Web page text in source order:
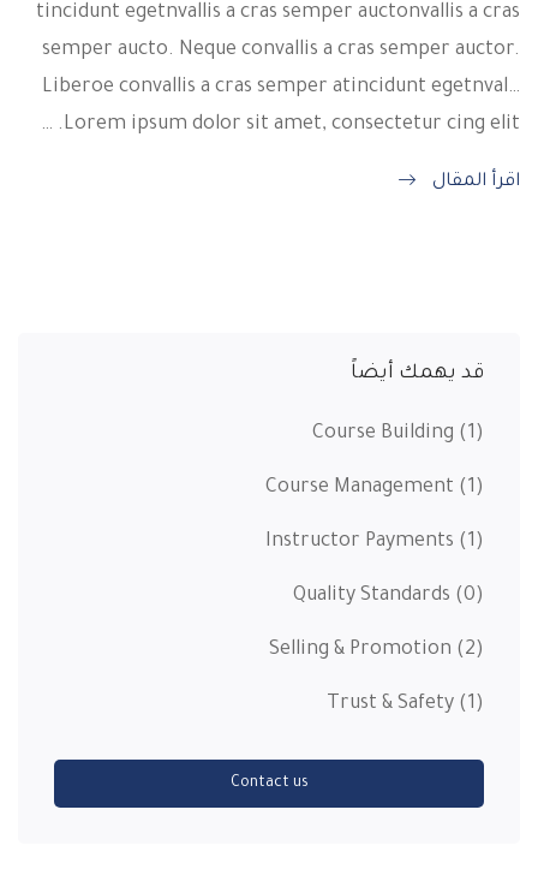
tincidunt egetnvallis a cras semper auctonvallis a cras
semper aucto. Neque convallis a cras semper auctor.
Liberoe convallis a cras semper atincidunt egetnval…
Lorem ipsum dolor sit amet, consectetur cing elit. …
اقرأ المقال
قد يهمك أيضاً
Course Building (1)
Course Management (1)
Instructor Payments (1)
Quality Standards (0)
Selling & Promotion (2)
Trust & Safety (1)
Contact us